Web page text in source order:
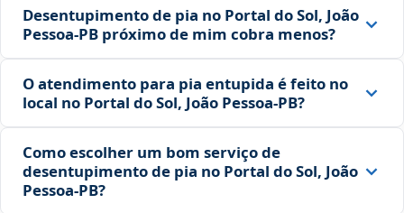
Desentupimento de pia no Portal do Sol, João
Pessoa‑PB próximo de mim cobra menos?
O atendimento para pia entupida é feito no
local no Portal do Sol, João Pessoa‑PB?
Como escolher um bom serviço de
desentupimento de pia no Portal do Sol, João
Pessoa‑PB?